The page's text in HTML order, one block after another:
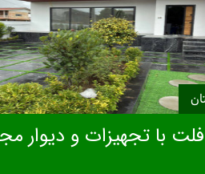
فلت با تجهیزات و دیوار